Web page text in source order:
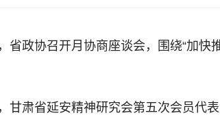
协召开月协商座谈会，围绕“加快
省延安精神研究会第五次会员代表